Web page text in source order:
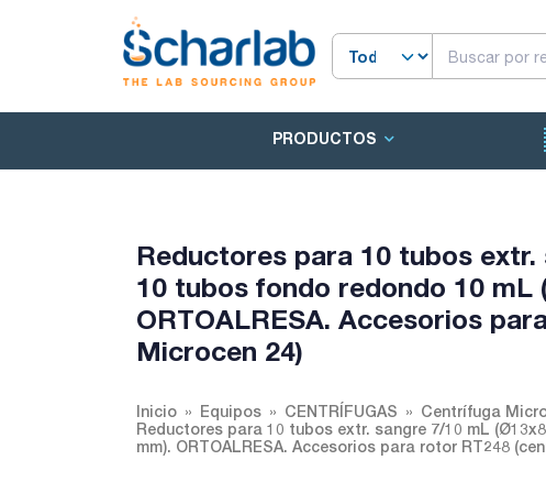
PRODUCTOS
Reductores para 10 tubos
10 tubos fondo redondo 10 mL
ORTOALRESA. Accesorios
Microcen 24)
Inicio Equipos CENTRÍFUGAS
Centrífuga
Reductores para 10 tubos extr. sangre 7/10 mL
mm). ORTOALRESA. Accesorios para rotor RT248